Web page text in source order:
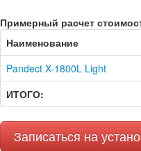
Примерный расчет
Наименование
Pandect X-1800L Light
ИТОГО:
Записаться на